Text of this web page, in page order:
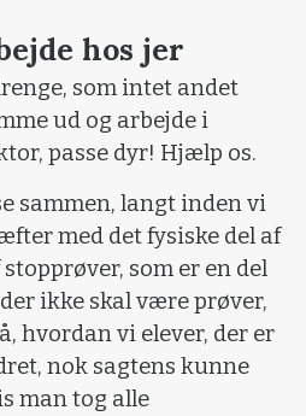
hos jer
som intet andet
ud og arbejde i
passe dyr! Hjælp os.
sammen, langt inden vi
med det fysiske del af
som er en del
ikke skal være prøver,
hvordan vi elever, der er
nok sagtens kunne
man tog alle